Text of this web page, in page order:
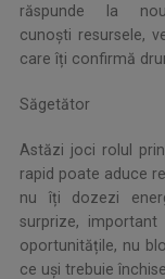
răspunde la
cunoști resursele,
care îți confirmă
Săgetător
Astăzi joci rolul
rapid poate aduce
nu îți dozezi
surprize,
oportunitățile, nu
ce uși trebuie